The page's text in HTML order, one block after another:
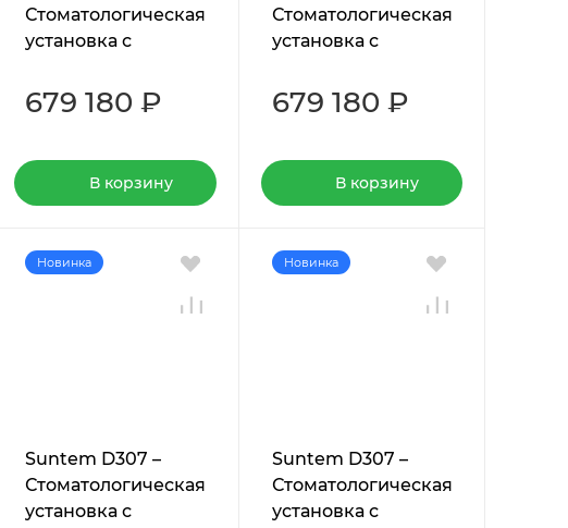
Стоматологическая
установка с
инструментов
679 180 ₽
В корзину
Стоматологическая
установка с
инструментов
679 180 ₽
В корзину
Новинка
Suntem D307 –
Стоматологическая
установка с
Новинка
Suntem D307 –
Стоматологическая
установка с